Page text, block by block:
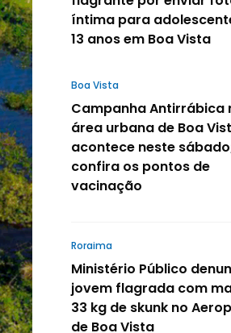
íntima para
13 anos em Boa Vista
Boa Vista
Campanha Antirrábica
área urbana de Boa
acontece neste
confira os pontos de
vacinação
Roraima
Ministério Público
jovem flagrada com
33 kg de skunk no
de Boa Vista